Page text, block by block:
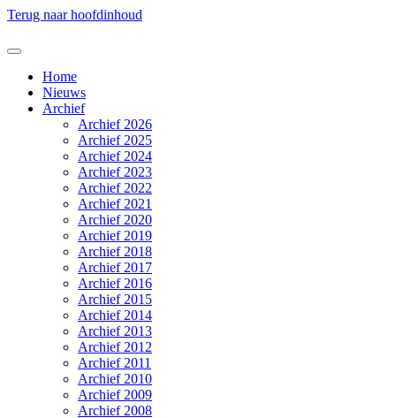
Terug naar hoofdinhoud
Home
Nieuws
Archief
Archief 2026
Archief 2025
Archief 2024
Archief 2023
Archief 2022
Archief 2021
Archief 2020
Archief 2019
Archief 2018
Archief 2017
Archief 2016
Archief 2015
Archief 2014
Archief 2013
Archief 2012
Archief 2011
Archief 2010
Archief 2009
Archief 2008